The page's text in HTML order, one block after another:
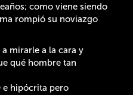
como viene siendo
rompió su noviazgo
mirarle a la cara y
qué hombre tan
e hipócrita pero